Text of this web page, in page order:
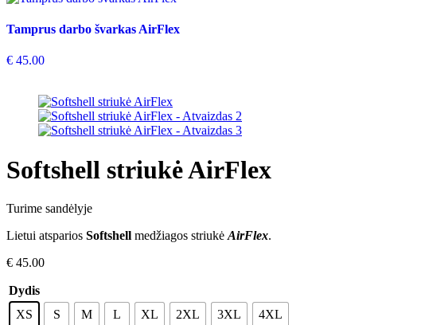
Tamprus darbo švarkas AirFlex
€ 45.00
Softshell striukė AirFlex
Turime sandėlyje
Lietui atsparios Softshell medžiagos striukė AirFlex.
€ 45.00
Dydis
XS
S M L XL 2XL 3XL
4XL